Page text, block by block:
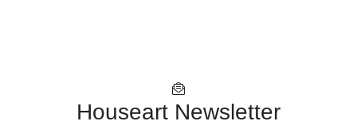
Houseart Newsletter